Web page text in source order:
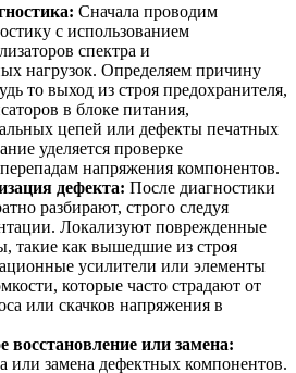
Сначала проводим
с использованием
спектра и
нагрузок. Определяем причину
то выход из строя предохранителя,
в блоке питания,
цепей или дефекты печатных
уделяется проверке
напряжения компонентов.
дефекта: После диагностики
разбирают, строго следуя
Локализуют поврежденные
такие как вышедшие из строя
усилители или элементы
которые часто страдают от
или скачков напряжения в
восстановление или замена:
или замена дефектных компонентов.